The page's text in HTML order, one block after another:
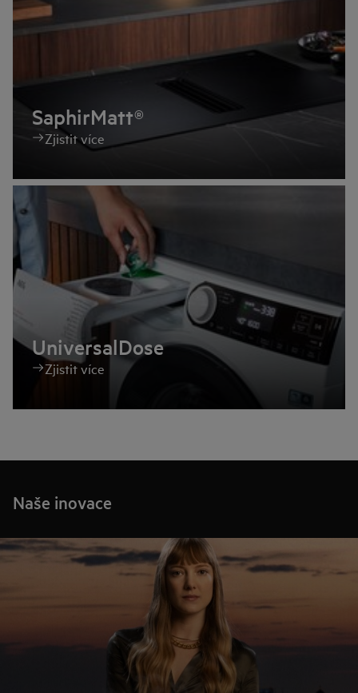
SaphirMatt®
Zjistit více
UniversalDose
Zjistit více
Naše inovace